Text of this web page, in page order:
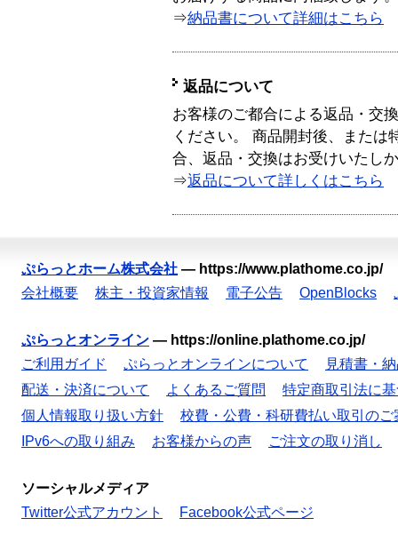
⇒納品書について詳細はこちら
返品について
お客様のご都合による返品・交
ください。 商品開封後、または
合、返品・交換はお受けいたし
⇒返品について詳しくはこちら
ぷらっとホーム株式会社 — https://www.plathome.co.jp/
会社概要
株主・投資家情報 電子公告 OpenBlocks
ぷらっとオンライン — https://online.plathome.co.jp/
ご利用ガイド
ぷらっとオンラインについて
見積書・
配送・決済について
よくあるご質問
特定商取引法に
個人情報取り扱い方針
校費・公費・科研費払い取引のご
IPv6への取り組み
お客様からの声 ご注文の取り消し
ソーシャルメディア
Twitter公式アカウント
Facebook公式ページ